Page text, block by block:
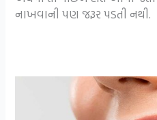
નાખવાની પણ જરૂર પડતી નથી.